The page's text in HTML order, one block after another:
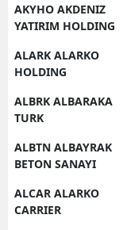
AKYHO AKDENIZ
YATIRIM HOLDING
ALARK ALARKO
HOLDING
ALBRK ALBARAKA
TURK
ALBTN ALBAYRAK
BETON SANAYI
ALCAR ALARKO
CARRIER